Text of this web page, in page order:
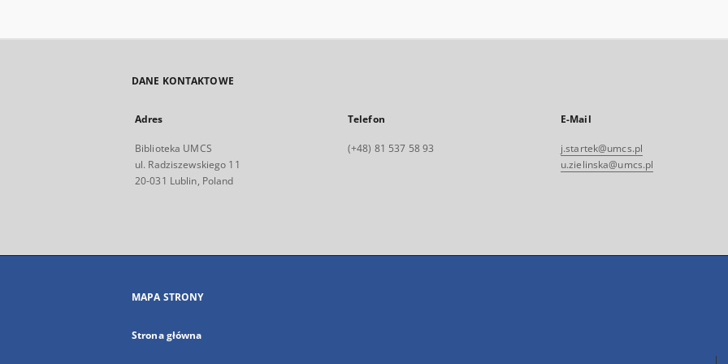
DANE KONTAKTOWE
Adres
Biblioteka UMCS
ul. Radziszewskiego 11
20-031 Lublin, Poland
Telefon
(+48) 81 537 58 93
E-Mail
j.startek@umcs.pl
u.zielinska@umcs.pl
MAPA STRONY
Strona główna